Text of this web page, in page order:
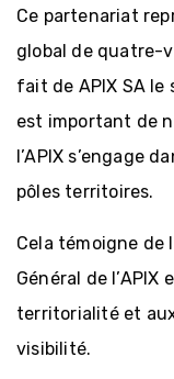
Ce partenariat
global de quatre-
fait de APIX SA le
est important de
l’APIX s’engage
pôles territoires.
Cela témoigne de
Général de
territorialité et
visibilité.